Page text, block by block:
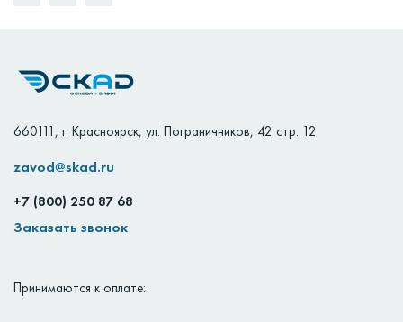
660111 , г. Красноярск, ул. Пограничников, 42 стр. 12
zavod@skad.ru
+7 (800) 250 87 68
Заказать звонок
Принимаются к оплате: